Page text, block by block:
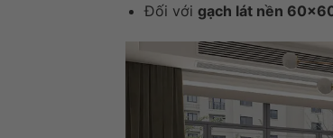
Đối với gạch lát nền